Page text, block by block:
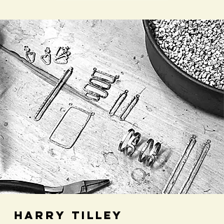
Harry TILLEY